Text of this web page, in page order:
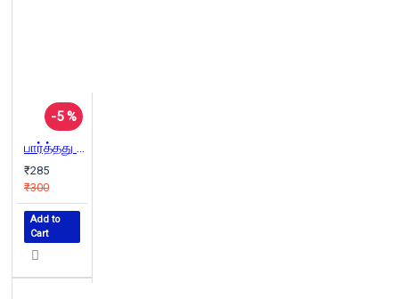
-5 %
பார்த்தது கேட்டது படித்தது (பாகம் 6)
₹285
₹300
Add to
Cart